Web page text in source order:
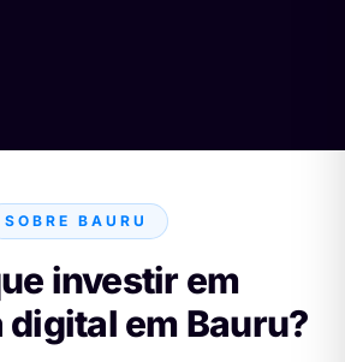
SOBRE BAURU
investir em
digital em Bauru?